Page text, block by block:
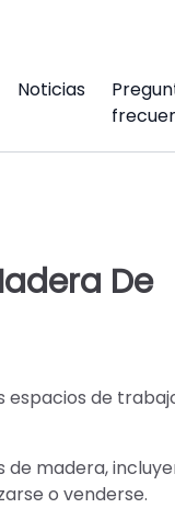
Noticias
De
espacios de
madera,
o venderse.